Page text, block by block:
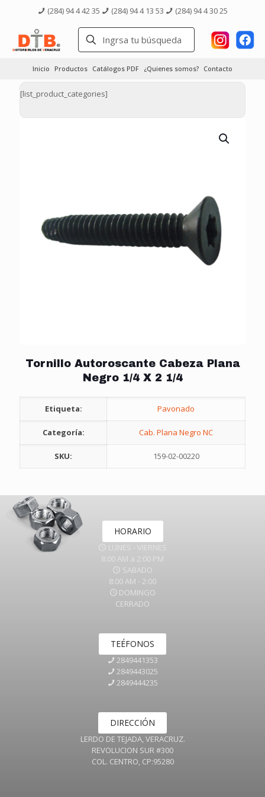
(284) 94 4 42 35 (284) 94 4 13 53 (284) 94 4 30 25
Inicio Productos Catálogos PDF ¿Quienes somos? Contacto
[list_product_categories]
Tornillo Autoroscante Cabeza Plana
Negro 1/4 X 2 1/4
Etiqueta: Pavonado
Categoría: Cab. Plana Negro NC
SKU: 159-02-00220
HORARIO
LUNES - VIERNES
8:00 AM a 2:00 PM
SABADO
8:00 AM - 2:00
DOMINGO
CERRADO
TEÉFONOS
2849441353
2849443025
2849444235
DIRECCIÓN
LERDO DE TEJADA, VERACRUZ.
REVOLUCION SUR #300
COL. CENTRO, CP:95280